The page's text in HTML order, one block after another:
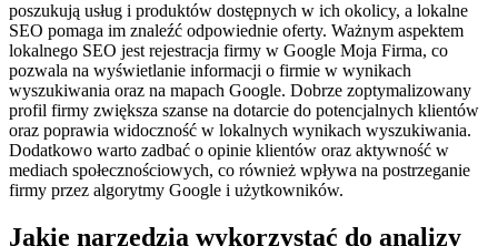
poszukują usług i produktów dostępnych w ich okolicy, a lokalne
SEO pomaga im znaleźć odpowiednie oferty. Ważnym aspektem
lokalnego SEO jest rejestracja firmy w Google Moja Firma, co
pozwala na wyświetlanie informacji o firmie w wynikach
wyszukiwania oraz na mapach Google. Dobrze zoptymalizowany
profil firmy zwiększa szanse na dotarcie do potencjalnych klientów
oraz poprawia widoczność w lokalnych wynikach wyszukiwania.
Dodatkowo warto zadbać o opinie klientów oraz aktywność w
mediach społecznościowych, co również wpływa na postrzeganie
firmy przez algorytmy Google i użytkowników.
Jakie narzędzia wykorzystać do analizy